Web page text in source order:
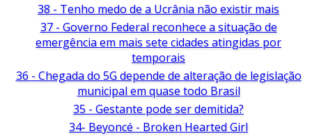
38 - Tenho medo de a Ucrânia não existir mais
37 - Governo Federal reconhece a situação de
emergência em mais sete cidades atingidas por
temporais
36 - Chegada do 5G depende de alteração de legislação
municipal em quase todo Brasil
35 - Gestante pode ser demitida?
34- Beyoncé - Broken Hearted Girl